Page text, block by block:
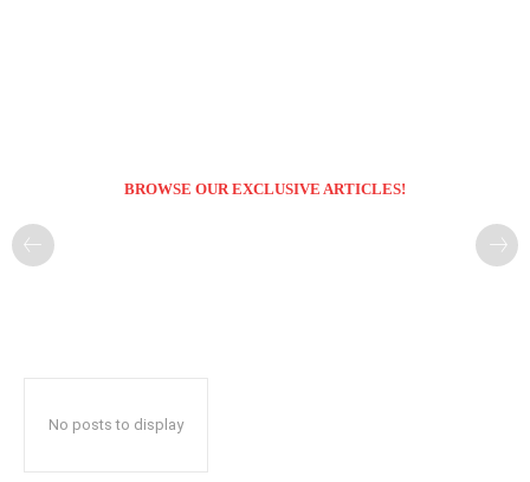
BROWSE OUR EXCLUSIVE ARTICLES!
No posts to display